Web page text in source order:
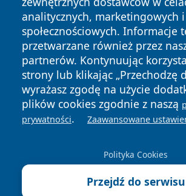
analitycznych, marketingowych i
społecznościowych. Informacje
przetwarzane również przez
partnerów. Kontynuując
strony lub klikając „Przechodzę
wyrażasz zgodę na użycie
plików cookies zgodnie z naszą
prywatności. Zaawansowane
Polityka Cookies
Przejdź do serwisu
Copyright © 2026 katowicelove.pl Wszystkie
zastrzeżone.
News Autorzy
Polityka
Prywatności